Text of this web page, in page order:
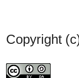
Copyright